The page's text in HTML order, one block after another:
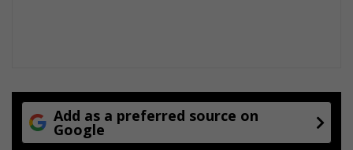
Add as a preferred source on
Google